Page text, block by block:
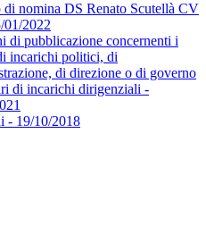
di nomina DS Renato Scutellà CV
01/2022
di pubblicazione concernenti i
incarichi politici, di
di direzione o di governo
di incarichi dirigenziali -
- 19/10/2018